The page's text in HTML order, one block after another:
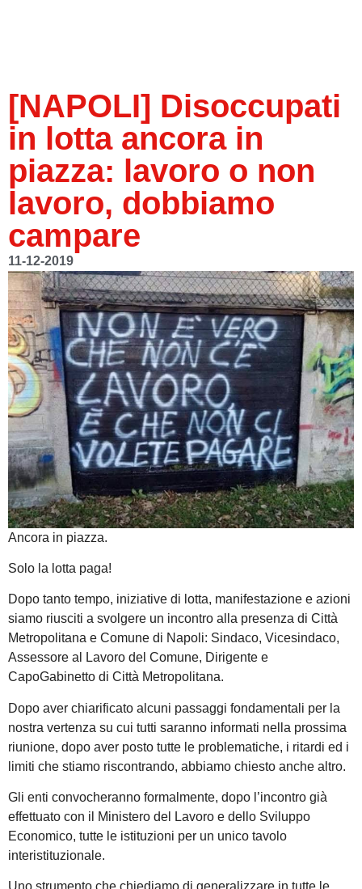
[NAPOLI] Disoccupati
in lotta ancora in
piazza: lavoro o non
lavoro, dobbiamo
campare
11-12-2019
Ancora in piazza.
Solo la lotta paga!
Dopo tanto tempo, iniziative di lotta, manifestazione e azioni
siamo riusciti a svolgere un incontro alla presenza di Città
Metropolitana e Comune di Napoli: Sindaco, Vicesindaco,
Assessore al Lavoro del Comune, Dirigente e
CapoGabinetto di Città Metropolitana.
Dopo aver chiarificato alcuni passaggi fondamentali per la
nostra vertenza su cui tutti saranno informati nella prossima
riunione, dopo aver posto tutte le problematiche, i ritardi ed i
limiti che stiamo riscontrando, abbiamo chiesto anche altro.
Gli enti convocheranno formalmente, dopo l’incontro già
effettuato con il Ministero del Lavoro e dello Sviluppo
Economico, tutte le istituzioni per un unico tavolo
interistituzionale.